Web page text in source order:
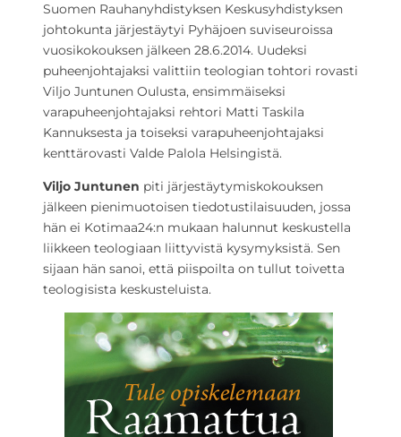
Suomen Rauhanyhdistyksen Keskusyhdistyksen
johtokunta järjestäytyi Pyhäjoen suviseuroissa
vuosikokouksen jälkeen 28.6.2014. Uudeksi
puheenjohtajaksi valittiin teologian tohtori rovasti
Viljo Juntunen Oulusta, ensimmäiseksi
varapuheenjohtajaksi rehtori Matti Taskila
Kannuksesta ja toiseksi varapuheenjohtajaksi
kenttärovasti Valde Palola Helsingistä.
Viljo Juntunen piti järjestäytymiskokouksen
jälkeen pienimuotoisen tiedotustilaisuuden, jossa
hän ei Kotimaa24:n mukaan halunnut keskustella
liikkeen teologiaan liittyvistä kysymyksistä. Sen
sijaan hän sanoi, että piispoilta on tullut toivetta
teologisista keskusteluista.